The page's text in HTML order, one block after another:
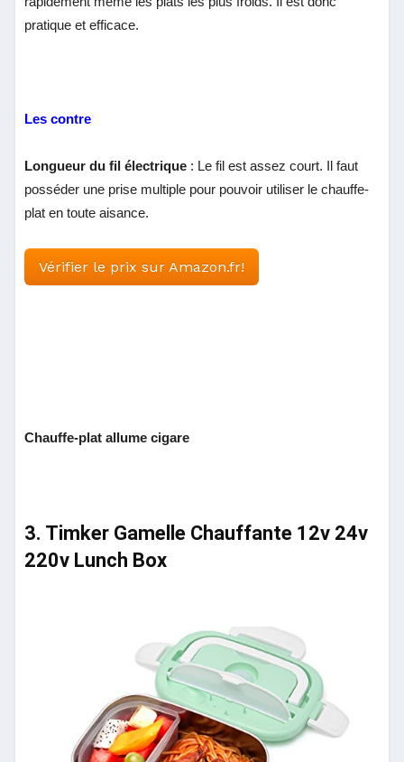
pratique et efficace.
Les contre
Longueur du fil électrique : Le fil est assez court. Il faut
posséder une prise multiple pour pouvoir utiliser le chauffe-
plat en toute aisance.
Vérifier le prix sur Amazon.fr!
Chauffe-plat allume cigare
3. Timker Gamelle Chauffante 12v 24v
220v Lunch Box